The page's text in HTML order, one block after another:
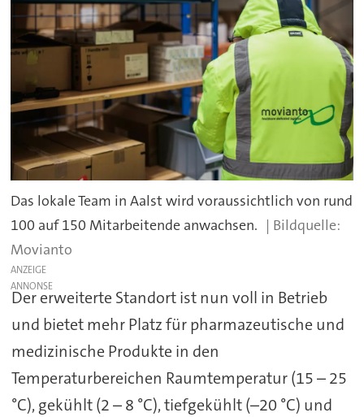
Das lokale Team in Aalst wird voraussichtlich von rund
100 auf 150 Mitarbeitende anwachsen.
Movianto
ANZEIGE
Der erweiterte Standort ist nun voll in Betrieb
und bietet mehr Platz für pharmazeutische und
medizinische Produkte in den
Temperaturbereichen Raumtemperatur (15 – 25
°C), gekühlt (2 – 8 °C), tiefgekühlt (–20 °C) und